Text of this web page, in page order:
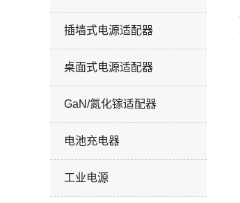
插墙式电源适配器
桌面式电源适配器
GaN/氮化镓适配器
电池充电器
工业电源